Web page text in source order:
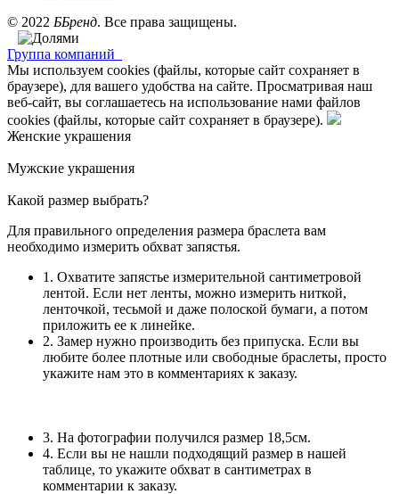
© 2022 ББренд. Все права защищены.
Группа компаний
Мы используем cookies (файлы, которые сайт сохраняет в
браузере), для вашего удобства на сайте. Просматривая наш
веб-сайт, вы соглашаетесь на использование нами файлов
cookies (файлы, которые сайт сохраняет в браузере).
Женские украшения
Мужские украшения
Какой размер выбрать?
Для правильного определения размера браслета вам
необходимо измерить обхват запястья.
1. Охватите запястье измерительной сантиметровой
лентой. Если нет ленты, можно измерить ниткой,
ленточкой, тесьмой и даже полоской бумаги, а потом
приложить ее к линейке.
2. Замер нужно производить без припуска. Если вы
любите более плотные или свободные браслеты, просто
укажите нам это в комментариях к заказу.
3. На фотографии получился размер 18,5см.
4. Если вы не нашли подходящий размер в нашей
таблице, то укажите обхват в сантиметрах в
комментарии к заказу.